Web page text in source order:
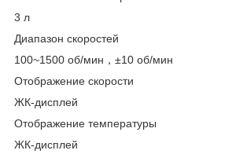
3 л
Диапазон скоростей
100~1500 об/мин，±10 об/мин
Отображение скорости
ЖК-дисплей
Отображение температуры
ЖК-дисплей